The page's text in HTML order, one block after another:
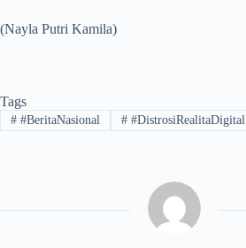
(Nayla Putri Kamila)
Tags
##BeritaNasional ##DistrosiRealitaDigital